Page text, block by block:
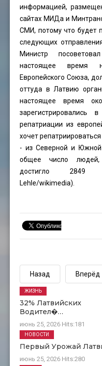
информацией,
сайтах МИДа и
СМИ, потому что будет
следующих
Министр
настоящее время
Европейского Союза,
оттуда в Латвию
настоящее время
зарегистрировались
репатриации из
хочет
- из Северной и Южной
общее число людей,
достигло 2849
Lehle/wikimedia).
Назад Вперёд
32% Латвийских
Водител�…
июнь 25, 2026 Hits:181
ЖИЗНЬ
Первый Урожай
июнь 25, 2026 Hits:280
НОВОСТИ